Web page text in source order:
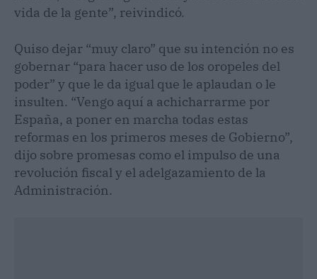
vida de la gente”, reivindicó.
Quiso dejar “muy claro” que su intención no es
gobernar “para hacer uso de los oropeles del
poder” y que le da igual que le aplaudan o le
insulten. “Vengo aquí a achicharrarme por
España, a poner en marcha todas estas
reformas en los primeros meses de Gobierno”,
dijo sobre promesas como el impulso de una
revolución fiscal y el adelgazamiento de la
Administración.